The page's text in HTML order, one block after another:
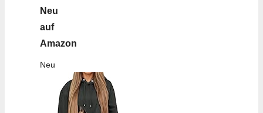
Neu
auf
Amazon
Neu